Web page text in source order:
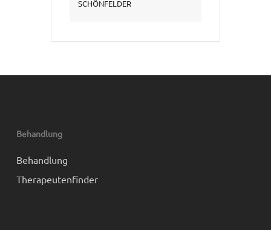
SCHÖNFELDER
Behandlung
Behandlung
Therapeutenfinder